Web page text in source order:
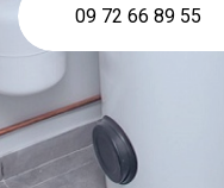
09 72 66 89 55